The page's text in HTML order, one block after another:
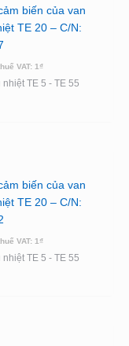
biến của van
TE 20 – C/N:
VAT: 1₫
TE 5 - TE 55
biến của van
TE 20 – C/N:
VAT: 1₫
TE 5 - TE 55